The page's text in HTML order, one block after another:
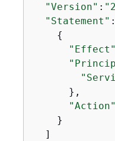
"Version" :
"Statement"
{
"Effect"
      },
"Action"
    }
  ]